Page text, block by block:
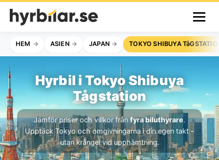
HEM ASIEN JAPAN TOKYO SHIBUYA
Hyrbil i Tokyo Shibuya
Tågstation
Jämför priser och villkor frånfyra biluthyrare.
Upptäck Tokyo och omgivningarna i din egen takt -
utan krångel vid upphämtning.